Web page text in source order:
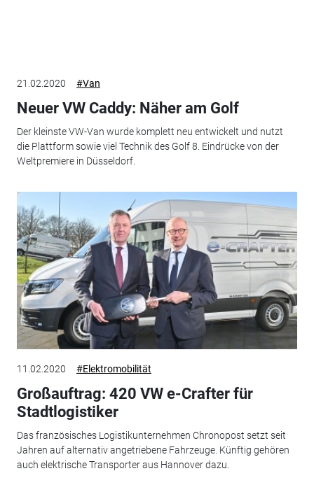
21.02.2020 #Van
Neuer VW Caddy: Näher am Golf
Der kleinste VW-Van wurde komplett neu entwickelt und nutzt
die Plattform sowie viel Technik des Golf 8. Eindrücke von der
Weltpremiere in Düsseldorf.
11.02.2020 #Elektromobilität
Großauftrag: 420 VW e-Crafter für
Stadtlogistiker
Das französisches Logistikunternehmen Chronopost setzt seit
Jahren auf alternativ angetriebene Fahrzeuge. Künftig gehören
auch elektrische Transporter aus Hannover dazu.